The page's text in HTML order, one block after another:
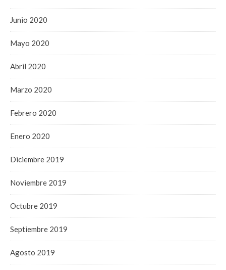
Junio 2020
Mayo 2020
Abril 2020
Marzo 2020
Febrero 2020
Enero 2020
Diciembre 2019
Noviembre 2019
Octubre 2019
Septiembre 2019
Agosto 2019